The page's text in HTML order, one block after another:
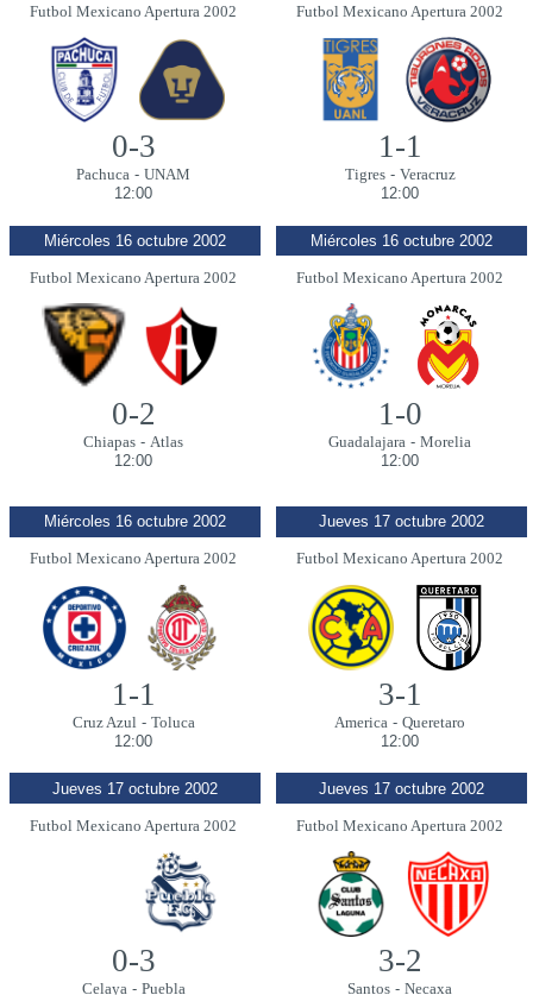
Futbol Mexicano Apertura 2002
0-3
Pachuca - UNAM
12:00
Futbol Mexicano Apertura 2002
1-1
Tigres- Veracruz
12:00
Miércoles 16 octubre 2002
Futbol Mexicano Apertura 2002
0-2
Chiapas - Atlas
12:00
Miércoles 16 octubre 2002
Futbol Mexicano Apertura 2002
1-0
Guadalajara - Morelia
12:00
Miércoles 16 octubre 2002
Futbol Mexicano Apertura 2002
1-1
Cruz Azul - Toluca
12:00
Jueves 17 octubre 2002
Futbol Mexicano Apertura 2002
3-1
America - Queretaro
12:00
Jueves 17 octubre 2002
Futbol Mexicano Apertura 2002
0-3
Celaya- Puebla
Jueves 17 octubre 2002
Futbol Mexicano Apertura 2002
3-2
Santos - Necaxa